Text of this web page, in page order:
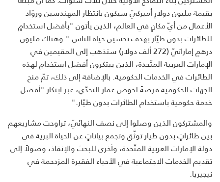
بقيمة مليون دولارٍ أميركيّ سيكون بانتظار المهندسين وروّاد
الأعمال من أيّ مكانٍ في العالم، الذين يأتون "بأفضل استخدامٍ
للطائرات بدون طيّار بهدف تحسين حياة الناس." وهناك مليون
درهمٍ إماراتيّ (272 ألف دولار) ستذهب إلى المقيمين في
الإمارات العربية المتّحدة، الذين يبتكرون أفضل استخدامٍ لهذه
الطائرات في الخدمات الحكومية. بالإضافة إلى ذلك، تمّ منح
الجهات الحكومية فرصةً لخوض غمار التحدّي، عبر ابتكار "أفضل
خدمة حكومية باستخدام الطائرات بدون طيّار."
والمشتركون الذين وصلوا إلى نصف النهائيّ، تراوحت مشاريعهم
بين طائراتٍ بدون طيار توثّق وتجمع بياناتٍ عن الحياة البرية في
دولة الإمارات العربية المتّحدة، وأخرى للبحث والإنقاذ، وصولاً إلى
تقديم الخدمات الاجتماعية في الأحياء الفقيرة المزدحمة في
نيجيريا.